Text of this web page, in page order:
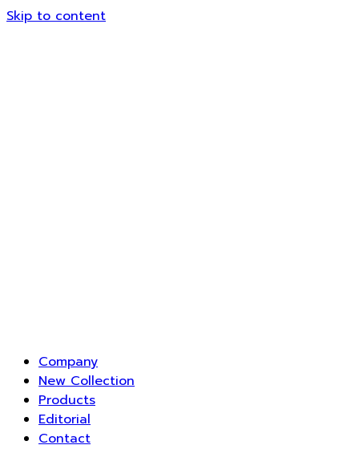
Skip to content
Company
New Collection
Products
Editorial
Contact